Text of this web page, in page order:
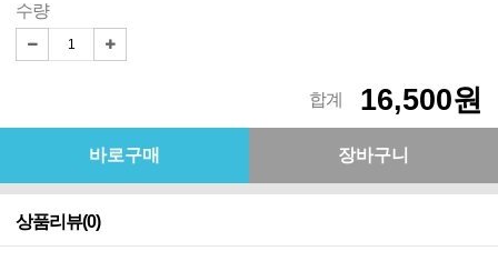
수량
16,500원
합계
상품리뷰(0)